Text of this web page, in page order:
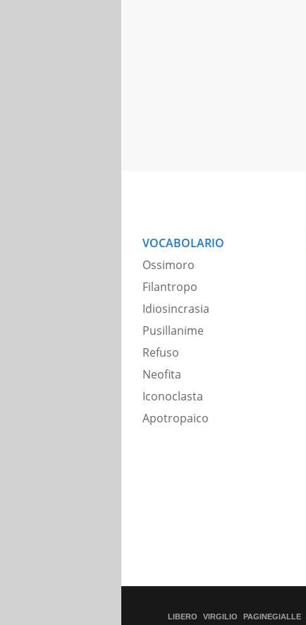
VOCABOLARIO
Ossimoro
Filantropo
Idiosincrasia
Pusillanime
Refuso
Neofita
Iconoclasta
Apotropaico
LIBERO VIRGILIO PAGINEGIALLE